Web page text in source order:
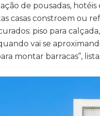
de pousadas,
casas constroem ou
piso para
vai se
montar barracas”, lista.